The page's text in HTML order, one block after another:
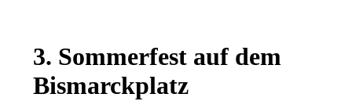
3. Sommerfest auf dem
Bismarckplatz